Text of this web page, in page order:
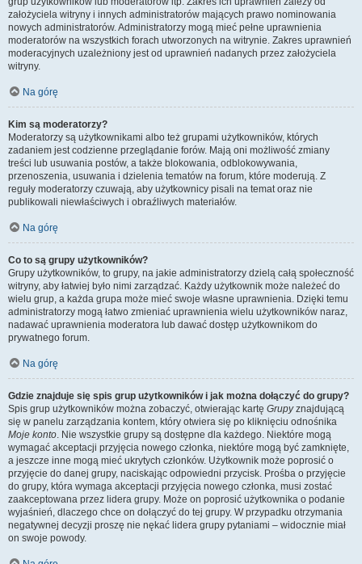
założyciela witryny i innych administratorów mających prawo nominowania
nowych administratorów. Administratorzy mogą mieć pełne uprawnienia
moderatorów na wszystkich forach utworzonych na witrynie. Zakres uprawnień
moderacyjnych uzależniony jest od uprawnień nadanych przez założyciela
witryny.
Na górę
Kim są moderatorzy?
Moderatorzy są użytkownikami albo też grupami użytkowników, których
zadaniem jest codzienne przeglądanie forów. Mają oni możliwość zmiany
treści lub usuwania postów, a także blokowania, odblokowywania,
przenoszenia, usuwania i dzielenia tematów na forum, które moderują. Z
reguły moderatorzy czuwają, aby użytkownicy pisali na temat oraz nie
publikowali niewłaściwych i obraźliwych materiałów.
Na górę
Co to są grupy użytkowników?
Grupy użytkowników, to grupy, na jakie administratorzy dzielą całą społeczność
witryny, aby łatwiej było nimi zarządzać. Każdy użytkownik może należeć do
wielu grup, a każda grupa może mieć swoje własne uprawnienia. Dzięki temu
administratorzy mogą łatwo zmieniać uprawnienia wielu użytkowników naraz,
nadawać uprawnienia moderatora lub dawać dostęp użytkownikom do
prywatnego forum.
Na górę
Gdzie znajduje się spis grup użytkowników i jak można dołączyć do grupy?
Spis grup użytkowników można zobaczyć, otwierając kartę Grupyznajdującą
się w panelu zarządzania kontem, który otwiera się po kliknięciu odnośnika
Moje konto. Nie wszystkie grupy są dostępne dla każdego. Niektóre mogą
wymagać akceptacji przyjęcia nowego członka, niektóre mogą być zamknięte,
a jeszcze inne mogą mieć ukrytych członków. Użytkownik może poprosić o
przyjęcie do danej grupy, naciskając odpowiedni przycisk. Prośba o przyjęcie
do grupy, która wymaga akceptacji przyjęcia nowego członka, musi zostać
zaakceptowana przez lidera grupy. Może on poprosić użytkownika o podanie
wyjaśnień, dlaczego chce on dołączyć do tej grupy. W przypadku otrzymania
negatywnej decyzji proszę nie nękać lidera grupy pytaniami – widocznie miał
on swoje powody.